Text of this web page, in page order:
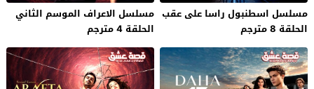
مسلسل اسطنبول راسا على عقب
الحلقة 8 مترجم
مسلسل الاعراف الموسم الثاني
الحلقة 4 مترجم